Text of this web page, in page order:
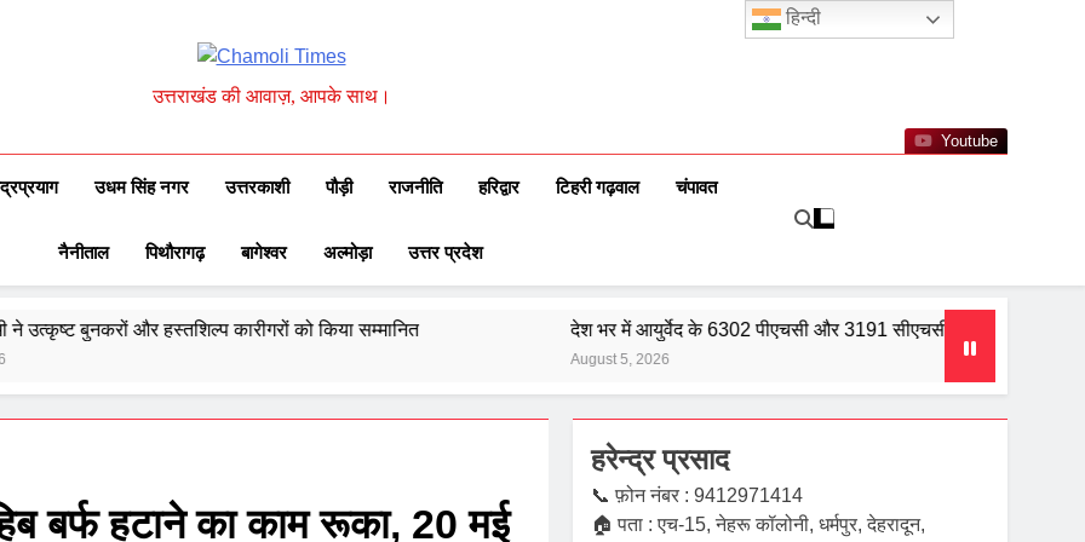
Chamoli Times
उत्तराखंड की आवाज़, आपके साथ।
Youtube
उधम सिंह नगर उत्तरकाशी पौड़ी राजनीति हरिद्वार टिहरी गढ़वाल चंपावत
नैनीताल पिथौरागढ़ बागेश्वर अल्मोड़ा उत्तर प्रदेश
बुनकरों और हस्तशिल्प कारीगरों को किया सम्मानित देश भर में आयुर्वेद के 6302 पीएचसी और 3191 सीएचसी से हो रहा है उपचार
August 5, 2026
बर्फ हटाने का काम रूका, 20 मई
हरेन्द्र प्रसाद
📞 फ़ोन नंबर : 9412971414
🏠 पता : एच-15, नेहरू कॉलोनी, धर्मपुर, देहरादून,
हिन्दी